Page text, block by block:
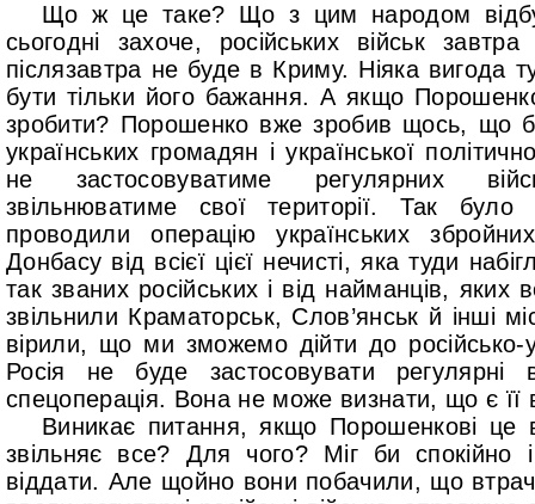
Що ж це таке? Що з цим народом
сьогодні захоче, російських військ
післязавтра не буде в Криму. Ніяка вигода
бути тільки його бажання. А якщо
зробити? Порошенко вже зробив щось, що
українських громадян і української
не застосовуватиме регулярних
звільнюватиме свої території. Так
проводили операцію українських
Донбасу від всієї цієї нечисті, яка туди
так званих російських і від найманців,
звільнили Краматорськ, Слов’янськ й інші
вірили, що ми зможемо дійти до російсько-
Росія не буде застосовувати
спецоперація. Вона не може визнати, що є її
Виникає питання, якщо Порошенкові це
звільняє все? Для чого? Міг би спокійно
віддати. Але щойно вони побачили, що